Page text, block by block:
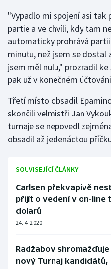
Motorsport
Olympijské hry
Parasport
Plavání
Plážový volejbal
Ragby
Short track
Sportovní střelba
Stolní tenis
"Vypadlo mi spojení asi tak
partie a ve chvíli, kdy tam
automaticky prohrává
minutu, než jsem se dostal
jsem měl nulu," prozradil
pak už v konečném
Třetí místo obsadil
skončili velmistři Jan
turnaje se nepovedl
obsadil až jedenáctou
SOUVISEJÍCÍ ČLÁNKY
Carlsen překvapivě
přijít o vedení v on-line
dolarů
24. 4. 2020
Radžabov
nový Turnaj kandidátů,